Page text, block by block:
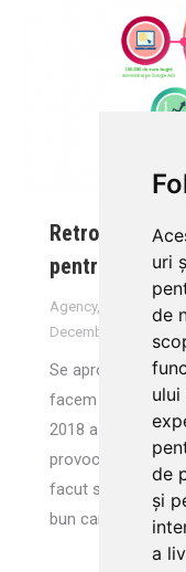
uri
de
ului
de
și
a
Retrospectiva
pentru noi?
Agency, Online
December 17, 2018
Se apropie
facem bilantul
2018 a fost un an
provocari
facut si cateva
bun canal pentru